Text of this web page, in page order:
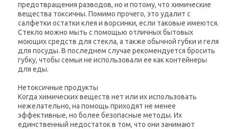
предотвращения разводов, но и потому, что химические
вещества токсичны. Помимо прочего, это удалит с
салфетки остатки клея и ворсинки, если таковые имеются.
Стекло можно мыть с помощью отличных бытовых
моющих средств для стекла, а также обычной губки и геля
для посуды. В последнем случае рекомендуется бросить
губку, чтобы семьи не использовали ее как контейнеры
для еды.
Нетоксичные продукты
Когда химических веществ нет или их использовать
нежелательно, на помощь приходят не менее
эффективные, но более безопасные методы. Их
единственный недостаток в том, что они занимают